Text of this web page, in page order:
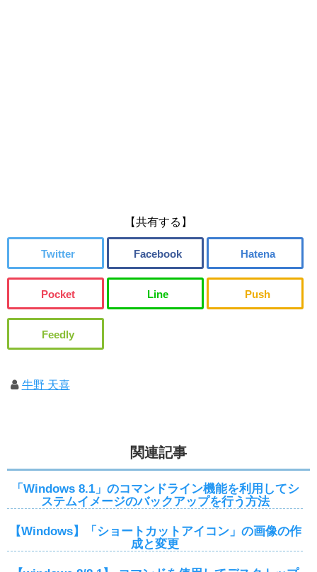
【共有する】
牛野 天喜
関連記事
「Windows 8.1」のコマンドライン機能を利用してシ
ステムイメージのバックアップを行う方法
【Windows】「ショートカットアイコン」の画像の作
成と変更